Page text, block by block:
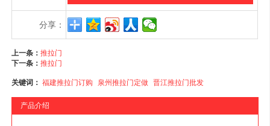
分享：
上一条：推拉门
下一条：推拉门
关键词：福建推拉门订购 泉州推拉门定做 晋江推拉门批发
产品介绍